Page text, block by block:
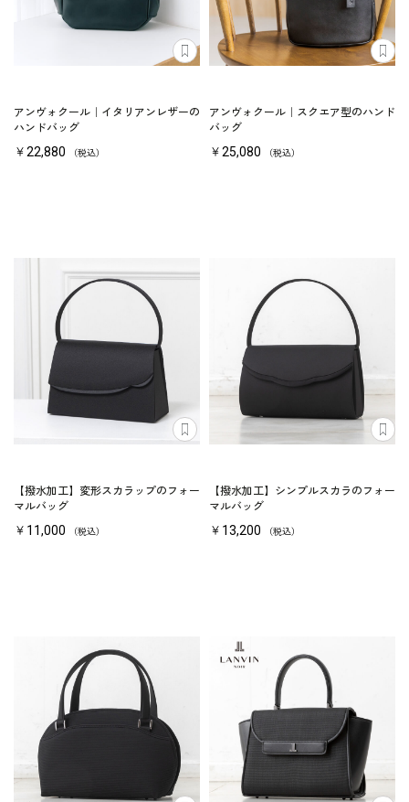
アンヴォクール｜イタリアンレザーの
ハンドバッグ
￥22,880 （税込）
アンヴォクール｜スクエア型のハンド
バッグ
￥25,080 （税込）
【撥水加工】変形スカラップのフォー
マルバッグ
￥11,000 （税込）
【撥水加工】シンプルスカラのフォー
マルバッグ
￥13,200 （税込）